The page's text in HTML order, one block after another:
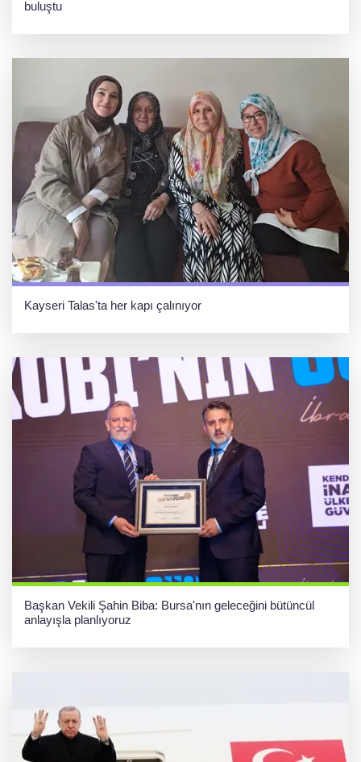
buluştu
Kayseri Talas'ta her kapı çalınıyor
Başkan Vekili Şahin Biba: Bursa'nın geleceğini bütüncül
anlayışla planlıyoruz